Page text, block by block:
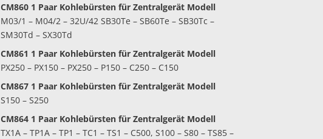
CM860 1 Paar ­Kohlebürsten für Zentralgerät Modell
M03/1 – M04/2 – 32U/42 SB30Te – SB60Te – SB30Tc –
SM30Td – SX30Td
CM861 1 Paar ­Kohlebürsten für Zentralgerät Modell
PX250 – PX150 – PX250 – P150 – C250 – C150
CM867 1 Paar ­Kohlebürsten für Zentralgerät Modell
S150 – S250
CM864 1 Paar ­Kohlebürsten für Zentralgerät Modell
TX1A – TP1A – TP1 – TC1 – TS1 – C500, S100 – S80 – TS85 –